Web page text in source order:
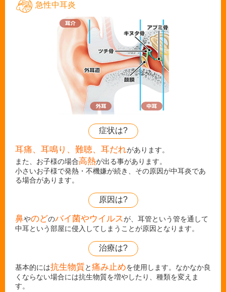
急性中耳炎
症状は?
耳痛、耳鳴り、難聴、耳だれがあります。
また、お子様の場合高熱が出る事があります。
小さいお子様で発熱・不機嫌が続き、その原因が中耳炎であ
る場合があります。
原因は?
鼻やのどのバイ菌やウイルスが、耳管という管を通して
中耳という部屋に侵入してしまうことが原因となります。
治療は?
基本的には抗生物質と痛み止めを使用します。なかなか良
くならない場合には抗生物質を増やしたり、種類を変えま
す。